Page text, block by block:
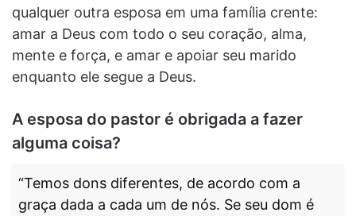
qualquer outra esposa em uma família crente:
amar a Deus com todo o seu coração, alma,
mente e força, e amar e apoiar seu marido
enquanto ele segue a Deus.
A esposa do pastor é obrigada a fazer
alguma coisa?
“Temos dons diferentes, de acordo com a
graça dada a cada um de nós. Se seu dom é